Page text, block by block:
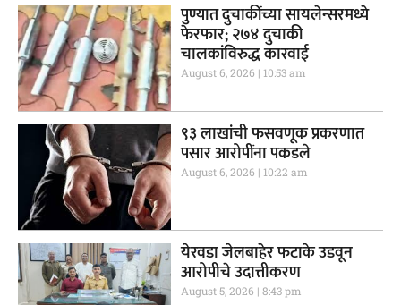
पुण्यात दुचाकींच्या सायलेन्सरमध्ये
फेरफार; २७४ दुचाकी
चालकांविरुद्ध कारवाई
August 6, 2026 10:53 am
९३ लाखांची फसवणूक प्रकरणात
पसार आरोपींना पकडले
August 6, 2026 10:22 am
येरवडा जेलबाहेर फटाके उडवून
आरोपीचे उदात्तीकरण
August 5, 2026 8:43 pm